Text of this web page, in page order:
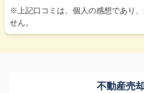
※上記口コミは、個人の感想であり
せん。
不動産売